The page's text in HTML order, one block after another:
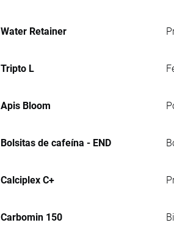
Water Retainer
Tripto L
Apis Bloom
Bolsitas de cafeína - END
Calciplex C+
Carbomin 150